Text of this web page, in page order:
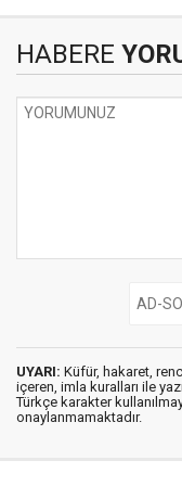
HABERE
UYARI: Küfür, hakaret,
içeren, imla kuralları ile
Türkçe karakter
onaylanmamaktadır.